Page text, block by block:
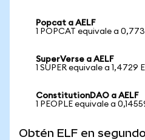
Popcat a AELF
1 POPCAT equivale a
SuperVerse a AELF
1 SUPER equivale a 1,4729
ConstitutionDAO a AELF
1 PEOPLE equivale a
Obtén ELF en